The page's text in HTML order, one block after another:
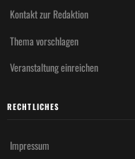
Kontakt zur Redaktion
Thema vorschlagen
Veranstaltung einreichen
RECHTLICHES
Impressum